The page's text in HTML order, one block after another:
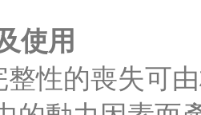
使用
整性的喪失可